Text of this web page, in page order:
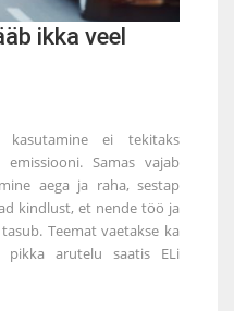
ikka veel
kasutamine ei tekitaks
Samas vajab
aega ja raha, sestap
kindlust, et nende töö ja
Teemat vaetakse ka
pikka arutelu saatis ELi